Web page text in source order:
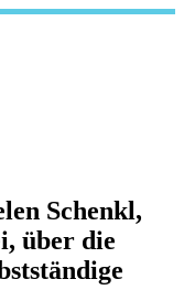
Schenkl,
über die